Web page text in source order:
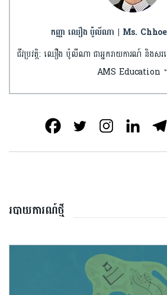
កញ្ញា ឈឿង ប៉ូលីណា | Ms.
ជីវប្រវត្តិ: ឈឿង ប៉ូលីណា ជាអ្នករាយការណ៍ និងសរ
AMS Education
របាយការណ៍ថ្មី